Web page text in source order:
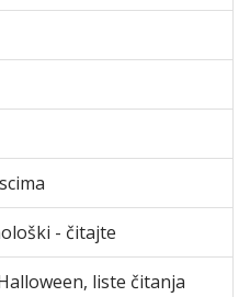
- čitajte
liste čitanja